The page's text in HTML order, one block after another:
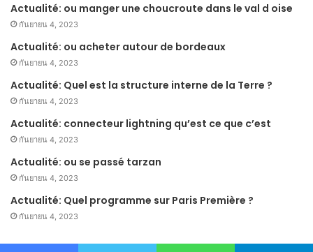
Actualité: ou manger une choucroute dans le val d oise
กันยายน 4, 2023
Actualité: ou acheter autour de bordeaux
กันยายน 4, 2023
Actualité: Quel est la structure interne de la Terre ?
กันยายน 4, 2023
Actualité: connecteur lightning qu’est ce que c’est
กันยายน 4, 2023
Actualité: ou se passé tarzan
กันยายน 4, 2023
Actualité: Quel programme sur Paris Première ?
กันยายน 4, 2023